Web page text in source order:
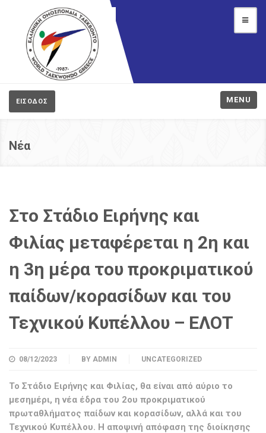
ΕΙΣΟΔΟΣ MENU
Νέα
Στο Στάδιο Ειρήνης και
Φιλίας μεταφέρεται η 2η και
η 3η μέρα του προκριματικού
παίδων/κορασίδων και του
Τεχνικού Κυπέλλου – ΕΛΟΤ
08/12/2023 BY ADMIN UNCATEGORIZED
Το Στάδιο Ειρήνης και Φιλίας, θα είναι από αύριο το
μεσημέρι, η νέα έδρα του 2ου προκριματικού
πρωταθλήματος παίδων και κορασίδων, αλλά και του
Τεχνικού Κυπέλλου. Η αποψινή απόφαση της διοίκησης